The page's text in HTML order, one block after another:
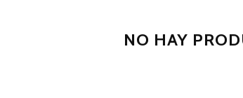
NO HAY